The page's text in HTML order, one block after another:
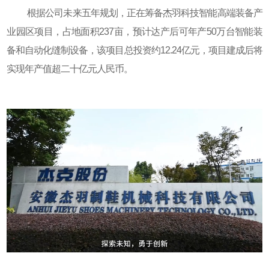
根据公司未来五年规划，正在筹备杰羽科技智能高端装备产
业园区项目，占地面积237亩，预计达产后可年产50万台智能装
备和自动化缝制设备，该项目总投资约12.24亿元，项目建成后将
实现年产值超二十亿元人民币。